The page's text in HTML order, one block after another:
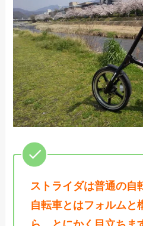
ストライダは普通の自
自転車とはフォルムと